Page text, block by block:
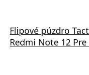
Flipové púzdro
Redmi Note 12 Pre